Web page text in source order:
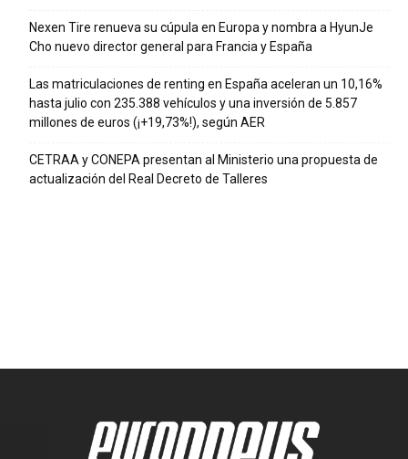
Nexen Tire renueva su cúpula en Europa y nombra a HyunJe
Cho nuevo director general para Francia y España
Las matriculaciones de renting en España aceleran un 10,16%
hasta julio con 235.388 vehículos y una inversión de 5.857
millones de euros (¡+19,73%!), según AER
CETRAA y CONEPA presentan al Ministerio una propuesta de
actualización del Real Decreto de Talleres